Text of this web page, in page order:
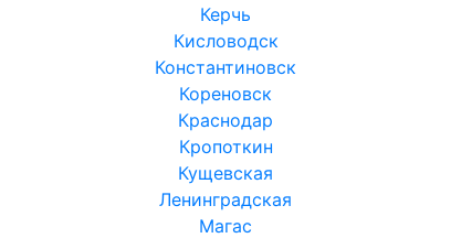
Керчь
Кисловодск
Константиновск
Кореновск
Краснодар
Кропоткин
Кущевская
Ленинградская
Магас